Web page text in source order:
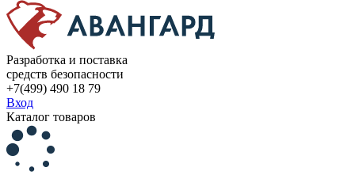
Разработка и поставка
средств безопасности
+7(499) 490 18 79
Вход
Каталог товаров